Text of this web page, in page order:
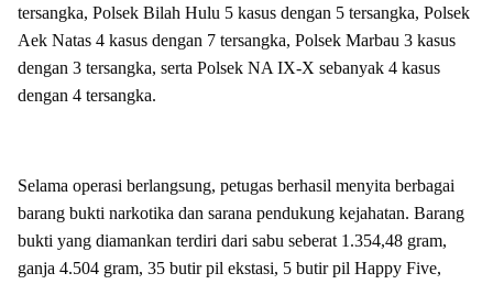
tersangka, Polsek Bilah Hulu 5 kasus dengan 5 tersangka, Polsek
Aek Natas 4 kasus dengan 7 tersangka, Polsek Marbau 3 kasus
dengan 3 tersangka, serta Polsek NA IX-X sebanyak 4 kasus
dengan 4 tersangka.
Selama operasi berlangsung, petugas berhasil menyita berbagai
barang bukti narkotika dan sarana pendukung kejahatan. Barang
bukti yang diamankan terdiri dari sabu seberat 1.354,48 gram,
ganja 4.504 gram, 35 butir pil ekstasi, 5 butir pil Happy Five,